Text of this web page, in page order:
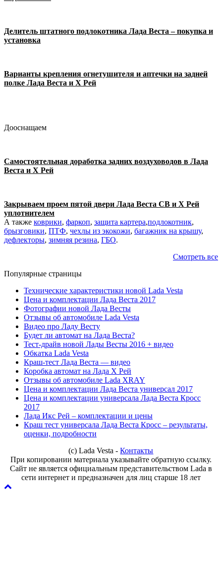
Делитель штатного подлокотника Лада Веста – покупка и
установка
Варианты крепления огнетушителя и аптечки на задней
полке Лада Веста и Х Рей
Дооснащаем
Самостоятельная доработка задних воздуховодов в Лада
Веста и Х Рей
Закрываем проем пятой двери Лада Веста СВ и Х Рей
уплотнителем
А также коврики, фаркоп, защита картера,подлокотник,
брызговики, ПТФ, чехлы из экокожи, багажник на крышу,
дефлекторы, зимняя резина, ГБО.
Смотреть все
Популярные страницы
Технические характеристики новой Lada Vesta
Цена и комплектации Лада Веста 2017
Фотографии новой Лада Весты
Отзывы об автомобиле Lada Vesta
Видео про Ладу Весту
Будет ли автомат на Лада Веста?
Тест-драйв новой Лады Весты 2016 + видео
Обкатка Lada Vesta
Краш-тест Лада Веста — видео
Коробка автомат на Лада Х Рей
Отзывы об автомобиле Lada XRAY
Цена и комплектации Лада Веста универсал 2017
Цена и комплектации универсала Лада Веста Кросс
2017
Лада Икс Рей – комплектации и цены
Краш тест универсала Лада Веста Кросс – результаты,
оценки, подробности
(с) Lada Vesta -Контакты
При копировании материала указывайте обратную ссылку.
Сайт не является официальным представительством Lada в
сети интернет и предназначен для лиц старше 18 лет